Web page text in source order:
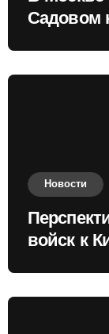
Садовом
Новости
войск к